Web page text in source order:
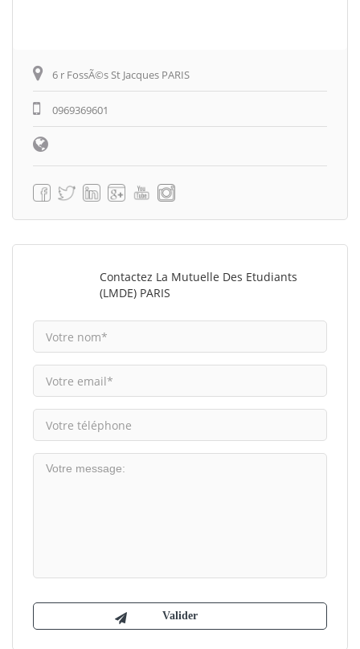
6 r FossÃ©s St Jacques PARIS
0969369601
Contactez La Mutuelle Des Etudiants
(LMDE) PARIS